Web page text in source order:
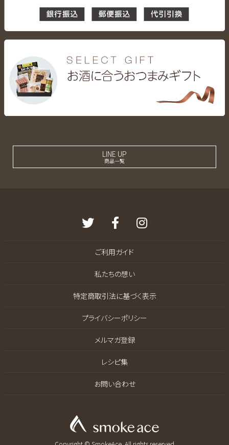
LINE UP
商品一覧
ご利用ガイド
私たちの想い
特定商取引法に基づく表示
プライバシーポリシー
メルマガ登録
レシピ集
お問い合わせ